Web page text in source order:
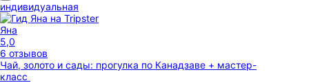
индивидуальная
Яна
5,0
6 отзывов
Чай, золото и сады: прогулка по Канадзаве + мастер-
класс